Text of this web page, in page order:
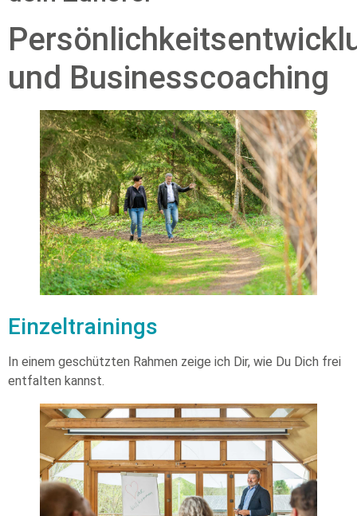
und Businesscoaching
Einzeltrainings
In einem geschützten Rahmen zeige ich Dir, wie Du Dich frei
entfalten kannst.